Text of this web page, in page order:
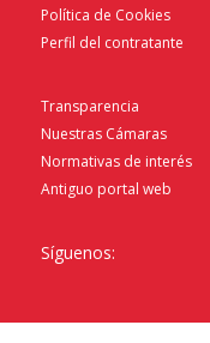
Política de Cookies
Perfil del contratante
Transparencia
Nuestras Cámaras
Normativas de interés
Antiguo portal web
Síguenos: